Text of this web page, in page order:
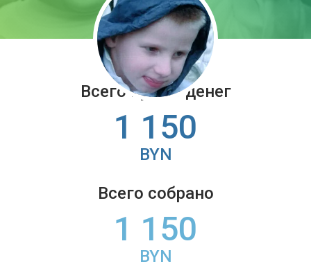
Всего нужно денег
1 150
BYN
Всего собрано
1 150
BYN